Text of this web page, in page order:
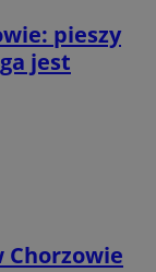
pieszy
jest